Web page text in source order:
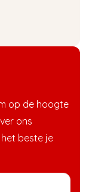
op de hoogte
ons
beste je